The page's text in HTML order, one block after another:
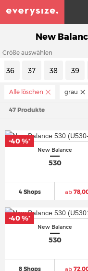
New
Größe auswählen
36 37 38 39
Alle löschen grau
47 Produkte
New Balance
530
4 Shops ab
-40 %*
New Balance
530
8 Shops ab
-40 %*